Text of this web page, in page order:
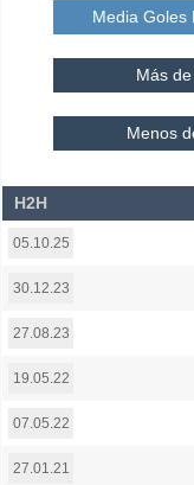
Media Goles
Más
Menos
H2H
05.10.25
30.12.23
27.08.23
19.05.22
07.05.22
27.01.21